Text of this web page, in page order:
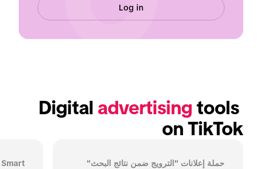
Log in
Digital advertising tools
on TikTok
حملة إعلانات "الترويج ضمن نتائج البحث" Smart+